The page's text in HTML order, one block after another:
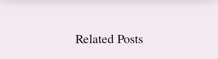
Related Posts